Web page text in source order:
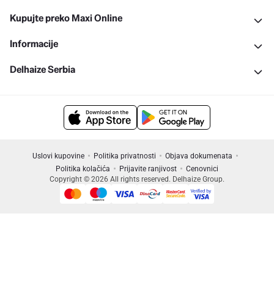
Kupujte preko Maxi Online
Informacije
Delhaize Serbia
Uslovi kupovine Politika privatnosti
Objava dokumenata
Politika kolačića
Prijavite ranjivost
Cenovnici
Copyright © 2026 All rights reserved. Delhaize Group.